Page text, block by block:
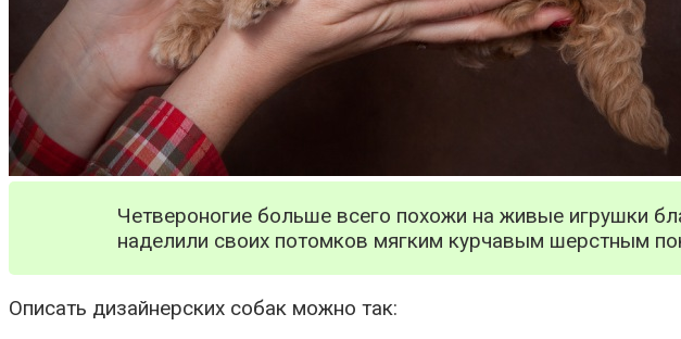
Четвероногие больше всего похожи на живые игрушки
наделили своих потомков мягким курчавым шерстным
Описать дизайнерских собак можно так: